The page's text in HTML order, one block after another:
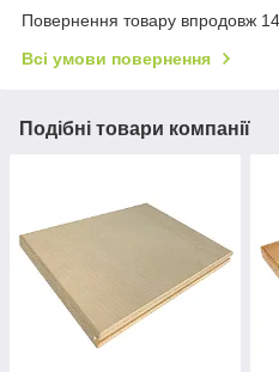
Повернення товару впродовж
Всі умови повернення
Подібні товари компанії